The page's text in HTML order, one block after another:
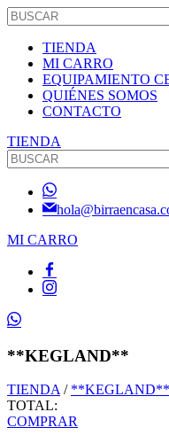
TIENDA
MI CARRO
EQUIPAMIENTO
QUIÉNES SOMOS
CONTACTO
TIENDA
MI CARRO
**KEGLAND**
TIENDA/ **KEGLAND**
TOTAL:
COMPRAR